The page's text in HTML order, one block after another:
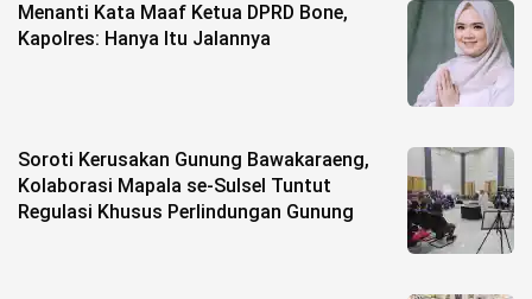
Menanti Kata Maaf Ketua DPRD Bone,
Kapolres: Hanya Itu Jalannya
Soroti Kerusakan Gunung Bawakaraeng,
Kolaborasi Mapala se-Sulsel Tuntut
Regulasi Khusus Perlindungan Gunung